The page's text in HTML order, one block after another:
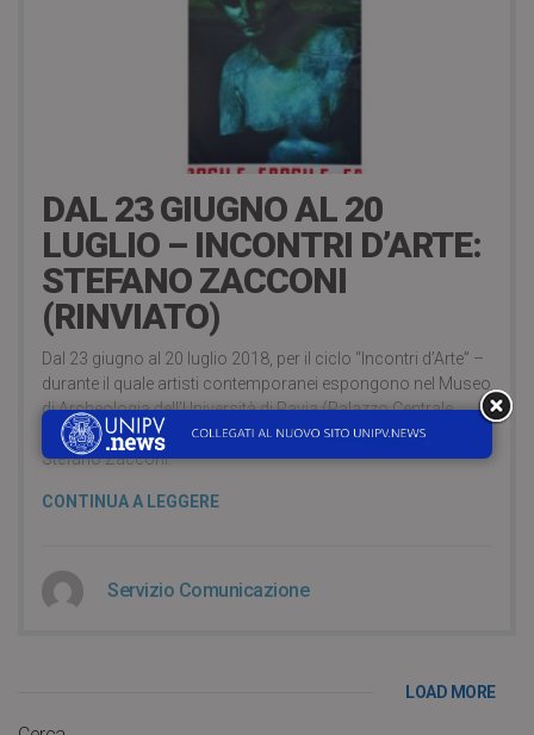
DAL 23 GIUGNO AL 20
LUGLIO – INCONTRI D’ARTE:
STEFANO ZACCONI
(RINVIATO)
Dal 23 giugno al 20 luglio 2018, per il ciclo “Incontri d’Arte” –
durante il quale artisti contemporanei espongono nel Museo
di Archeologia dell’Università di Pavia (Palazzo Centrale
dell’Università di Pavia – Corso Strada Nuova, 65) – esporrà
Stefano Zacconi.
CONTINUA A LEGGERE
Servizio Comunicazione
LOAD MORE